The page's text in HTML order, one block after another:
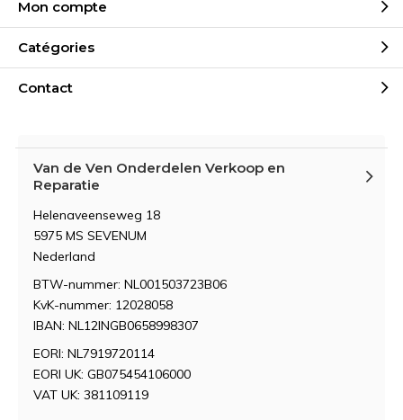
Mon compte
Catégories
Contact
Van de Ven Onderdelen Verkoop en
Reparatie
Helenaveenseweg 18
5975 MS SEVENUM
Nederland
BTW-nummer: NL001503723B06
KvK-nummer: 12028058
IBAN: NL12INGB0658998307
EORI: NL7919720114
EORI UK: GB075454106000
VAT UK: 381109119